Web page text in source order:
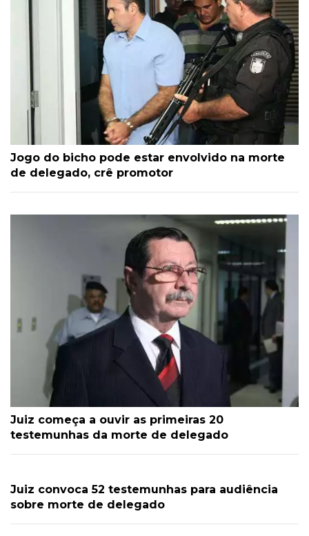
Jogo do bicho pode estar envolvido na morte
de delegado, crê promotor
Juiz começa a ouvir as primeiras 20
testemunhas da morte de delegado
Juiz convoca 52 testemunhas para audiência
sobre morte de delegado